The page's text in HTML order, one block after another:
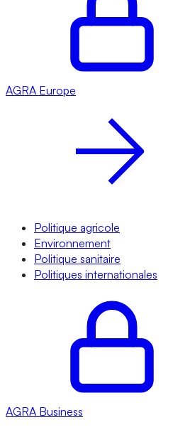
AGRA Europe
Politique agricole
Environnement
Politique sanitaire
Politiques internationales
AGRA Business